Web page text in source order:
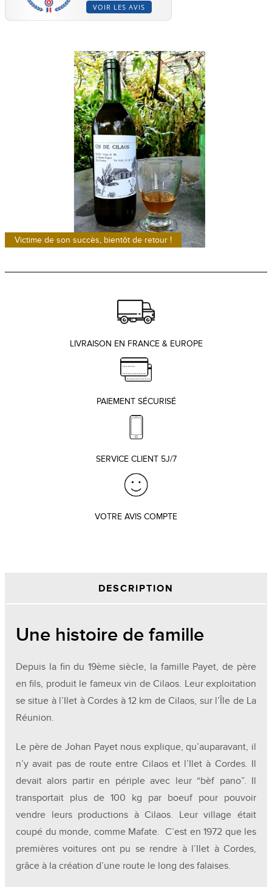
Victime de son succès, bientôt de retour !
LIVRAISON EN FRANCE & EUROPE
PAIEMENT SÉCURISÉ
SERVICE CLIENT 5J/7
VOTRE AVIS COMPTE
VOIR LES AVIS
DESCRIPTION
Une histoire de famille
Depuis la fin du 19ème siècle, la famille Payet, de père
en fils, produit le fameux vin de Cilaos. Leur exploitation
se situe à l’Ilet à Cordes à 12 km de Cilaos, sur l’Île de La
Réunion.
Le père de Johan Payet nous explique, qu’auparavant, il
n’y avait pas de route entre Cilaos et l’Ilet à Cordes. Il
devait alors partir en périple avec leur “bèf pano”. Il
transportait plus de 100 kg par boeuf pour pouvoir
vendre leurs productions à Cilaos. Leur village était
coupé du monde, comme Mafate. C’est en 1972 que les
premières voitures ont pu se rendre à l’Ilet à Cordes,
grâce à la création d’une route le long des falaises.